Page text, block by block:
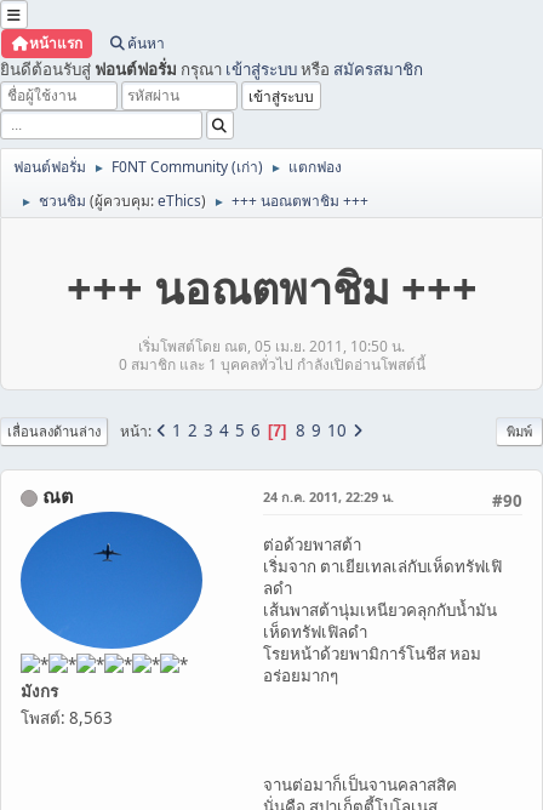
หน้าแรก ค้นหา
ยินดีต้อนรับสู่ ฟอนต์ฟอรั่ม กรุณา เข้าสู่ระบบหรือ สมัครสมาชิก
ฟอนต์ฟอรั่ม ► F0NT Community (เก่า) ► แตกฟอง
► ชวนชิม (ผู้ควบคุม:eThics) ► +++ นอณตพาชิม +++
+++ นอณตพาชิม +++
เริ่มโพสต์โดย ณต, 05 เม.ย. 2011, 10:50 น.
0 สมาชิก และ 1 บุคคลทั่วไป กำลังเปิดอ่านโพสต์นี้
พิมพ์
เลื่อนลงด้านล่าง หน้า 1 2 3 4 5 6 7 8 9 10
ณต
มังกร
โพสต์: 8,563
#90
24 ก.ค. 2011, 22:29 น.
ต่อด้วยพาสต้า
เริ่มจาก ตาเยียเทลเล่กับเห็ดทรัฟเฟิ
ลดำ
เส้นพาสต้านุ่มเหนียวคลุกกับน้ำมัน
เห็ดทรัฟเฟิลดำ
โรยหน้าด้วยพามิการ์โนชีส หอม
อร่อยมากๆ
จานต่อมาก็เป็นจานคลาสสิค